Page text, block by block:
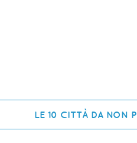
LE 10 CITTÀ DA NON